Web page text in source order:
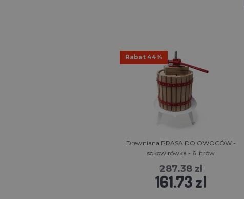
Rabat 44%
Drewniana PRASA DO OWOCÓW -
sokowirówka - 6 litrów
287.38 zl
161.73 zl